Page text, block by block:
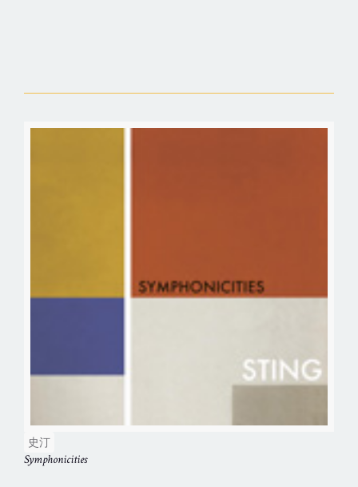
史汀
Symphonicities